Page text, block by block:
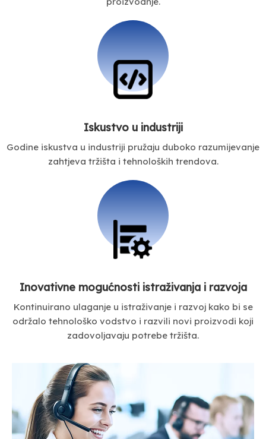
Iskustvo u industriji
Godine iskustva u industriji pružaju duboko razumijevanje
zahtjeva tržišta i tehnoloških trendova.
Inovativne mogućnosti istraživanja i razvoja
Kontinuirano ulaganje u istraživanje i razvoj kako bi se
održalo tehnološko vodstvo i razvili novi proizvodi koji
zadovoljavaju potrebe tržišta.